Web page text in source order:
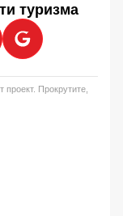
туризма
Прокрутите,